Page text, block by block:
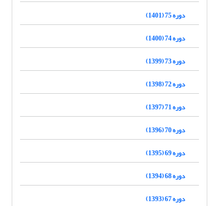
دوره 75 (1401)
دوره 74 (1400)
دوره 73 (1399)
دوره 72 (1398)
دوره 71 (1397)
دوره 70 (1396)
دوره 69 (1395)
دوره 68 (1394)
دوره 67 (1393)